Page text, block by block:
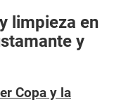
limpieza en
y
Copa y la